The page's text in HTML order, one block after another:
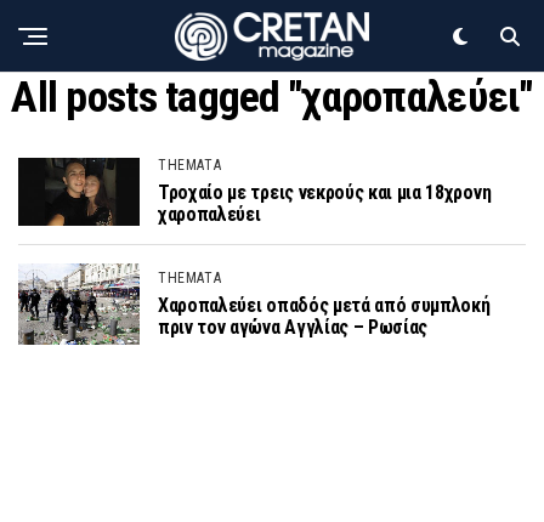
All posts tagged "χαροπαλεύει"
THEMATA
Τροχαίο με τρεις νεκρούς και μια 18χρονη
χαροπαλεύει
THEMATA
Χαροπαλεύει οπαδός μετά από συμπλοκή
πριν τον αγώνα Αγγλίας – Ρωσίας